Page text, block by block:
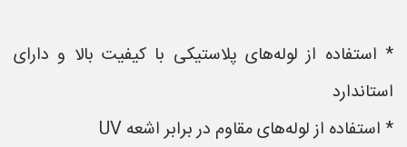
* استفاده از لوله‌های پلاستیکی با کیفیت بالا و دارای
استاندارد
* استفاده از لوله‌های مقاوم در برابر اشعه UV